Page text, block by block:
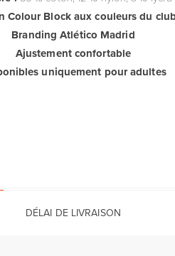
Colour Block aux couleurs du
Branding Atlético Madrid
Ajustement confortable
uniquement pour adultes
DÉLAI DE LIVRAISON